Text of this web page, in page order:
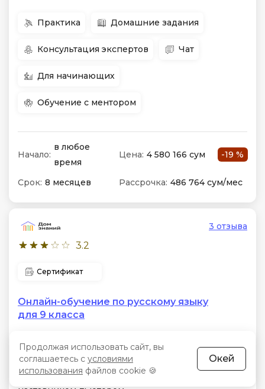
Практика Домашние задания
Консультация экспертов Чат
Для начинающих
Обучение с ментором
Начало:
в любое
время
Цена: 4 580 166 сум -19 %
Срок: 8 месяцев Рассрочка: 486 764 сум/мес
3.2
3 отзыва
Сертификат
Онлайн-обучение по русскому языку
для 9 класса
Особенности: Подготовка к ОГЭ, микрогруппы до
15 человек, авторская видеоплатформа и
мониторинг прогресса персональным
Продолжая использовать сайт, вы
соглашаетесь с условиями
использования файлов cookie 🍪
Окей